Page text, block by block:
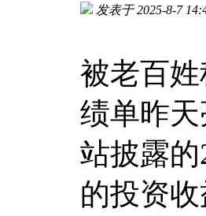
发表于 2025-8-7
被老百
绩单昨
站披露
的投资